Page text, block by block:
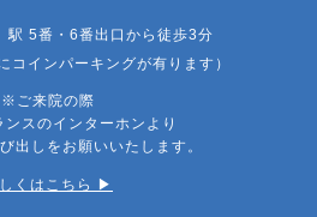
駅 5番・6番出口から徒歩3分
コインパーキングが有ります）
※ご来院の際
ンスのインターホンより
出しをお願いいたします。
くはこちら ▶︎